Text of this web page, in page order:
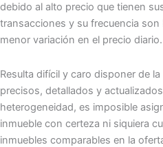
debido al alto precio que tienen
transacciones y su frecuencia
menor variación en el precio diario.
Resulta difícil y caro disponer de
precisos, detallados y
heterogeneidad, es imposible
inmueble con certeza ni siquiera
inmuebles comparables en la